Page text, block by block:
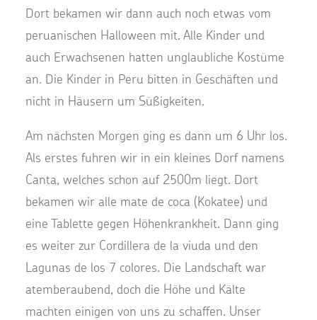
Dort bekamen wir dann auch noch etwas vom
peruanischen Halloween mit. Alle Kinder und
auch Erwachsenen hatten unglaubliche Kostüme
an. Die Kinder in Peru bitten in Geschäften und
nicht in Häusern um Süßigkeiten.
Am nächsten Morgen ging es dann um 6 Uhr los.
Als erstes fuhren wir in ein kleines Dorf namens
Canta, welches schon auf 2500m liegt. Dort
bekamen wir alle mate de coca (Kokatee) und
eine Tablette gegen Höhenkrankheit. Dann ging
es weiter zur Cordillera de la viuda und den
Lagunas de los 7 colores. Die Landschaft war
atemberaubend, doch die Höhe und Kälte
machten einigen von uns zu schaffen. Unser